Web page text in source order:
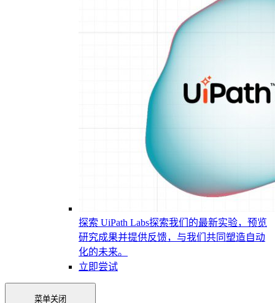
探索 UiPath Labs探索我们的最新实验，预览
研究成果并提供反馈，与我们共同塑造自动
化的未来。
立即尝试
菜单关闭